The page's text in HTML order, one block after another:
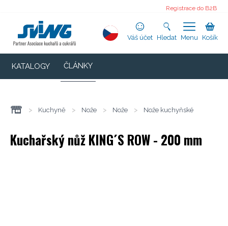
Registrace do B2B
Váš účet Hledat Menu Košík
KATALOGY ČLÁNKY
> Kuchyně > Nože > Nože > Nože kuchyňské
Kuchařský nůž KING´S ROW - 200 mm